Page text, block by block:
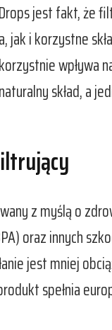
jest fakt, że
jak i korzystne
skład, a
z myślą o
oraz innych
jest mniej
spełnia